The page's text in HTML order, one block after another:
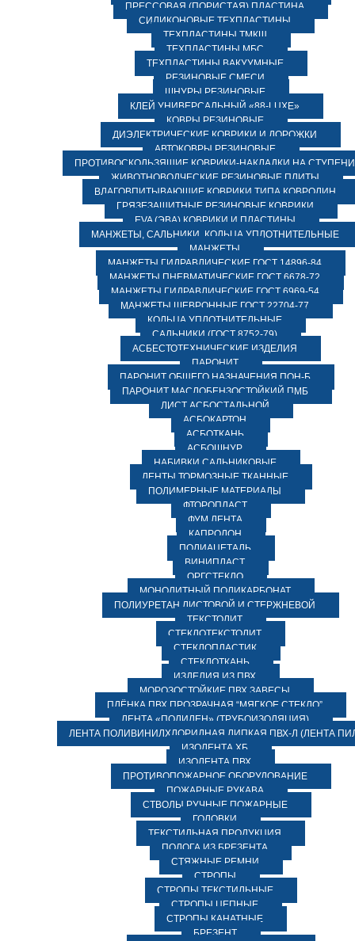
ПРЕССОВАЯ (ПОРИСТАЯ) ПЛАСТИНА
СИЛИКОНОВЫЕ ТЕХПЛАСТИНЫ
ТЕХПЛАСТИНЫ ТМКЩ
ТЕХПЛАСТИНЫ МБС
ТЕХПЛАСТИНЫ ВАКУУМНЫЕ
РЕЗИНОВЫЕ СМЕСИ
ШНУРЫ РЕЗИНОВЫЕ
КЛЕЙ УНИВЕРСАЛЬНЫЙ «88-LUXE»
КОВРЫ РЕЗИНОВЫЕ
ДИЭЛЕКТРИЧЕСКИЕ КОВРИКИ И ДОРОЖКИ
АВТОКОВРЫ РЕЗИНОВЫЕ
ПРОТИВОСКОЛЬЗЯЩИЕ КОВРИКИ-НАКЛАДКИ НА СТУПЕНИ
ЖИВОТНОВОДЧЕСКИЕ РЕЗИНОВЫЕ ПЛИТЫ
ВЛАГОВПИТЫВАЮЩИЕ КОВРИКИ ТИПА КОВРОЛИН
ГРЯЗЕЗАЩИТНЫЕ РЕЗИНОВЫЕ КОВРИКИ
EVA (ЭВА) КОВРИКИ И ПЛАСТИНЫ
МАНЖЕТЫ, САЛЬНИКИ, КОЛЬЦА УПЛОТНИТЕЛЬНЫЕ
МАНЖЕТЫ
МАНЖЕТЫ ГИДРАВЛИЧЕСКИЕ ГОСТ 14896-84
МАНЖЕТЫ ПНЕВМАТИЧЕСКИЕ ГОСТ 6678-72
МАНЖЕТЫ ГИДРАВЛИЧЕСКИЕ ГОСТ 6969-54
МАНЖЕТЫ ШЕВРОННЫЕ ГОСТ 22704-77
КОЛЬЦА УПЛОТНИТЕЛЬНЫЕ
САЛЬНИКИ (ГОСТ 8752-79)
АСБЕСТОТЕХНИЧЕСКИЕ ИЗДЕЛИЯ
ПАРОНИТ
ПАРОНИТ ОБЩЕГО НАЗНАЧЕНИЯ ПОН-Б
ПАРОНИТ МАСЛОБЕНЗОСТОЙКИЙ ПМБ
ЛИСТ АСБОСТАЛЬНОЙ
АСБОКАРТОН
АСБОТКАНЬ
АСБОШНУР
НАБИВКИ САЛЬНИКОВЫЕ
ЛЕНТЫ ТОРМОЗНЫЕ ТКАННЫЕ
ПОЛИМЕРНЫЕ МАТЕРИАЛЫ
ФТОРОПЛАСТ
ФУМ ЛЕНТА
КАПРОЛОН
ПОЛИАЦЕТАЛЬ
ВИНИПЛАСТ
ОРГСТЕКЛО
МОНОЛИТНЫЙ ПОЛИКАРБОНАТ
ПОЛИУРЕТАН ЛИСТОВОЙ И СТЕРЖНЕВОЙ
ТЕКСТОЛИТ
СТЕКЛОТЕКСТОЛИТ
СТЕКЛОПЛАСТИК
СТЕКЛОТКАНЬ
ИЗДЕЛИЯ ИЗ ПВХ
МОРОЗОСТОЙКИЕ ПВХ ЗАВЕСЫ
ПЛЁНКА ПВХ ПРОЗРАЧНАЯ “МЯГКОЕ СТЕКЛО”
ЛЕНТА «ПОЛИЛЕН» (ТРУБОИЗОЛЯЦИЯ)
ЛЕНТА ПОЛИВИНИЛХЛОРИДНАЯ ЛИПКАЯ ПВХ-Л (ЛЕНТА
ИЗОЛЕНТА ХБ
ИЗОЛЕНТА ПВХ
ПРОТИВОПОЖАРНОЕ ОБОРУДОВАНИЕ
ПОЖАРНЫЕ РУКАВА
СТВОЛЫ РУЧНЫЕ ПОЖАРНЫЕ
ГОЛОВКИ
ТЕКСТИЛЬНАЯ ПРОДУКЦИЯ
ПОЛОГА ИЗ БРЕЗЕНТА
СТЯЖНЫЕ РЕМНИ
СТРОПЫ
СТРОПЫ ТЕКСТИЛЬНЫЕ
СТРОПЫ ЦЕПНЫЕ
СТРОПЫ КАНАТНЫЕ
БРЕЗЕНТ